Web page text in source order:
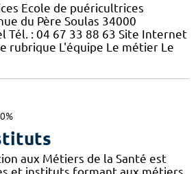
Ecole de puéricultrices
du Père Soulas 34000
Tél. : 04 67 33 88 63 Site Internet
rubrique L'équipe Le métier Le
aux Métiers de la Santé est